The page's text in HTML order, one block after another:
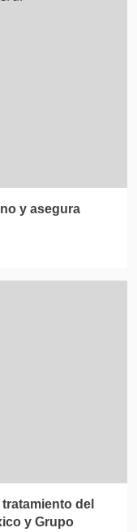
y asegura
del
y Grupo